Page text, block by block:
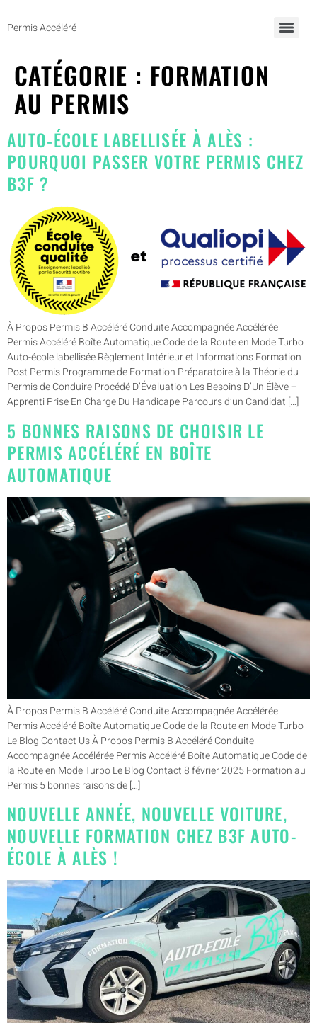
Permis Accéléré
CATÉGORIE : FORMATION
AU PERMIS
AUTO‑ÉCOLE LABELLISÉE À ALÈS :
POURQUOI PASSER VOTRE PERMIS CHEZ
B3F ?
À Propos Permis B Accéléré Conduite Accompagnée Accélérée
Permis Accéléré Boîte Automatique Code de la Route en Mode Turbo
Auto-école labellisée Règlement Intérieur et Informations Formation
Post Permis Programme de Formation Préparatoire à la Théorie du
Permis de Conduire Procédé D’Évaluation Les Besoins D’Un Élève –
Apprenti Prise En Charge Du Handicape Parcours d’un Candidat […]
5 BONNES RAISONS DE CHOISIR LE
PERMIS ACCÉLÉRÉ EN BOÎTE
AUTOMATIQUE
À Propos Permis B Accéléré Conduite Accompagnée Accélérée
Permis Accéléré Boîte Automatique Code de la Route en Mode Turbo
Le Blog Contact Us À Propos Permis B Accéléré Conduite
Accompagnée Accélérée Permis Accéléré Boîte Automatique Code de
la Route en Mode Turbo Le Blog Contact 8 février 2025 Formation au
Permis 5 bonnes raisons de […]
NOUVELLE ANNÉE, NOUVELLE VOITURE,
NOUVELLE FORMATION CHEZ B3F AUTO-
ÉCOLE À ALÈS !